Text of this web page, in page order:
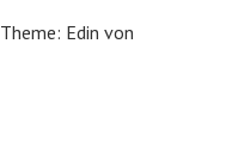
Theme: Edin von